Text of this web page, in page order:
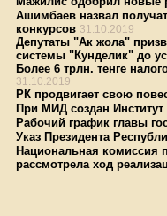
Ашимбаев назвал
конкурсов 31.10.2019
Депутаты "Ак жола"
системы "Кунделик" до
Более 6 трлн. тенге
31.10.2019
РК продвигает свою
При МИД создан
Рабочий график главы
Указ Президента
Национальная комиссия
рассмотрела ход